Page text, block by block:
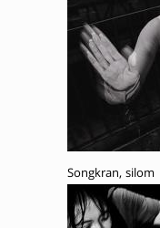
Songkran, silom